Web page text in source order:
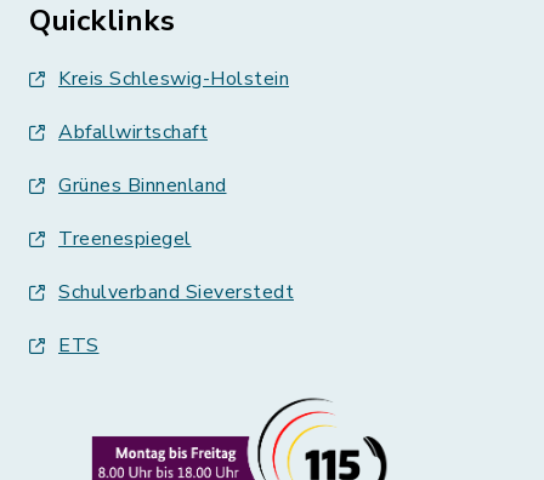
Quicklinks
Kreis Schleswig-Holstein
Abfallwirtschaft
Grünes Binnenland
Treenespiegel
Schulverband Sieverstedt
ETS